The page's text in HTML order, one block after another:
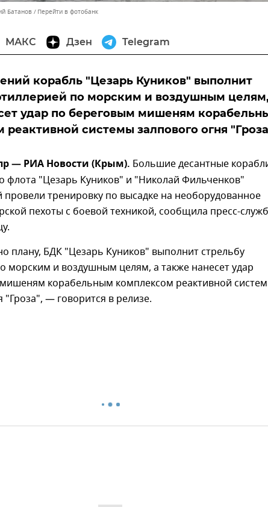
Батанов Перейти в фотобанк
МАКС Дзен Telegram
корабль "Цезарь Куников" выполнит
по морским и воздушным
удар по береговым мишеням
системы залпового огня
— РИА Новости (Крым). Большие десантные
флота "Цезарь Куников" и "Николай Фильченков"
тренировку по высадке на необорудованное
пехоты с боевой техникой, сообщила пресс-
плану, БДК "Цезарь Куников" выполнит стрельбу
морским и воздушным целям, а также нанесет удар
корабельным комплексом реактивной
"Гроза", — говорится в релизе.